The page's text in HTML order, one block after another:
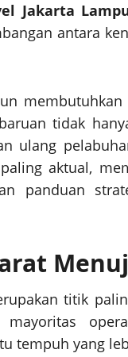
Jakarta
antara
tidak
ulang
aktual,
panduan
titik
tempuh yang